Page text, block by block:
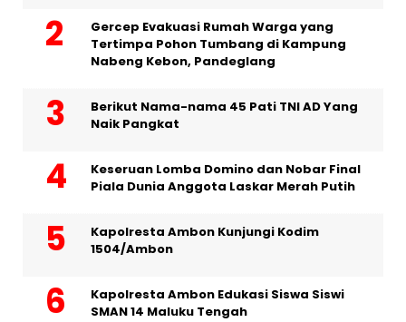
Gercep Evakuasi Rumah Warga yang
Tertimpa Pohon Tumbang di Kampung
Nabeng Kebon, Pandeglang
Berikut Nama-nama 45 Pati TNI AD Yang
Naik Pangkat
Keseruan Lomba Domino dan Nobar Final
Piala Dunia Anggota Laskar Merah Putih
Kapolresta Ambon Kunjungi Kodim
1504/Ambon
Kapolresta Ambon Edukasi Siswa Siswi
SMAN 14 Maluku Tengah